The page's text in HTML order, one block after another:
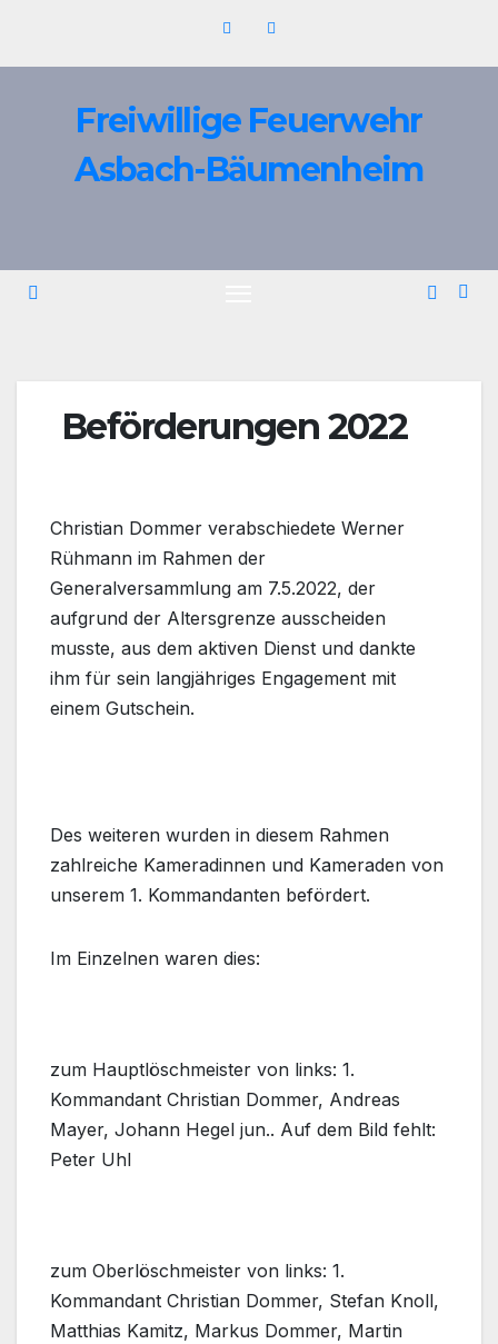
Freiwillige Feuerwehr
Asbach-Bäumenheim
Beförderungen 2022
Christian Dommer verabschiedete Werner
Rühmann im Rahmen der
Generalversammlung am 7.5.2022, der
aufgrund der Altersgrenze ausscheiden
musste, aus dem aktiven Dienst und dankte
ihm für sein langjähriges Engagement mit
einem Gutschein.
Des weiteren wurden in diesem Rahmen
zahlreiche Kameradinnen und Kameraden von
unserem 1. Kommandanten befördert.
Im Einzelnen waren dies:
zum Hauptlöschmeister von links: 1.
Kommandant Christian Dommer, Andreas
Mayer, Johann Hegel jun.. Auf dem Bild fehlt:
Peter Uhl
zum Oberlöschmeister von links: 1.
Kommandant Christian Dommer, Stefan Knoll,
Matthias Kamitz, Markus Dommer, Martin